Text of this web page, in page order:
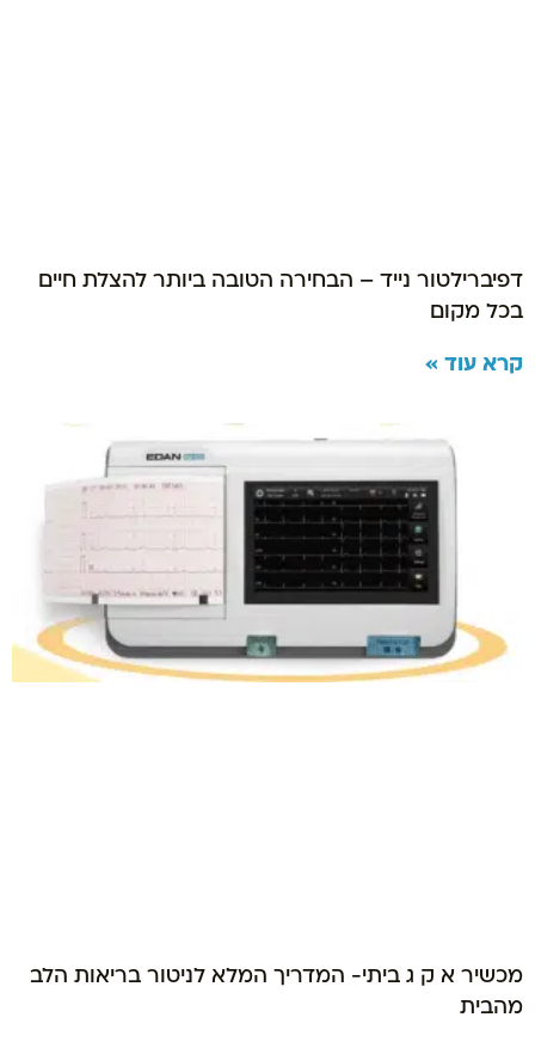
דפיברילטור נייד – הבחירה הטובה ביותר להצלת חיים
בכל מקום
קרא עוד »
מכשיר א ק ג ביתי- המדריך המלא לניטור בריאות הלב
מהבית